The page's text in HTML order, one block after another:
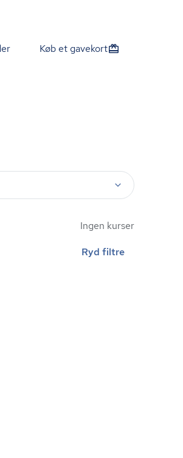
Køb et gavekort
Ingen kurser
Ryd filtre